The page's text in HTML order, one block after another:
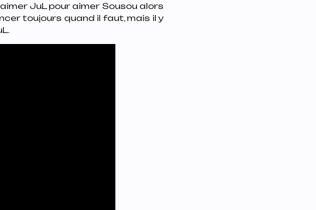
JuL pour aimer Sousou alors
toujours quand il faut, mais il y